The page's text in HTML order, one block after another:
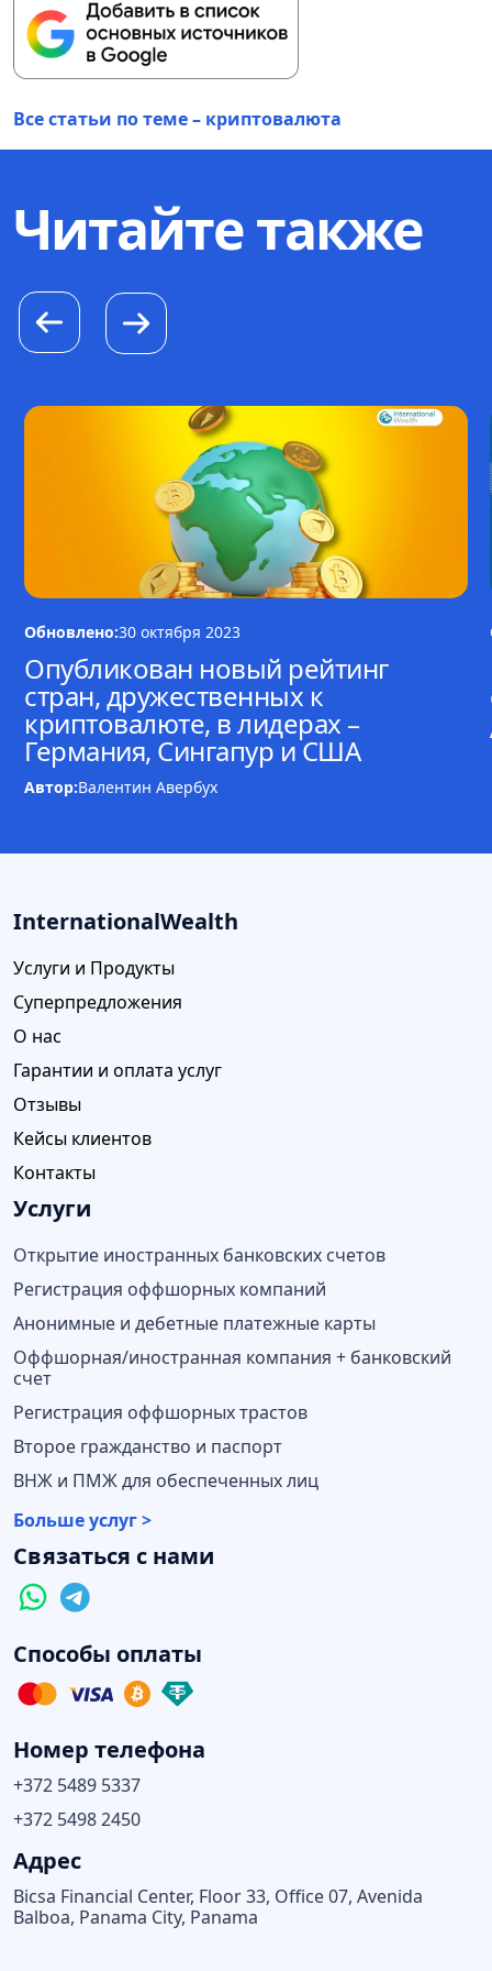
Все статьи по теме – криптовалюта
Читайте также
Обновлено:30 октября 2023
Опубликован новый рейтинг
стран, дружественных к
криптовалюте, в лидерах –
Германия, Сингапур и США
Автор:Валентин Авербух
InternationalWealth
Услуги и Продукты
Суперпредложения
О нас
Гарантии и оплата услуг
Отзывы
Кейсы клиентов
Контакты
Услуги
Открытие иностранных банковских счетов
Регистрация оффшорных компаний
Анонимные и дебетные платежные карты
Оффшорная/иностранная компания + банковский
счет
Регистрация оффшорных трастов
Второе гражданство и паспорт
ВНЖ и ПМЖ для обеспеченных лиц
Больше услуг >
Связаться с нами
Способы оплаты
Номер телефона
+372 5489 5337
+372 5498 2450
Адрес
Bicsa Financial Center, Floor 33, Office 07, Avenida
Balboa, Panama City, Panama